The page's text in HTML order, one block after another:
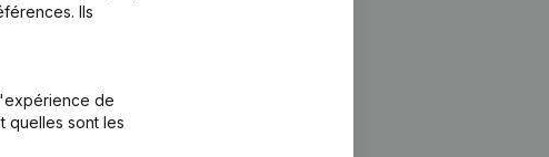
Ils
de
quelles sont les
comptes annuels